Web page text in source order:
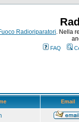
Radioriparatori. Nella
FAQ
Email